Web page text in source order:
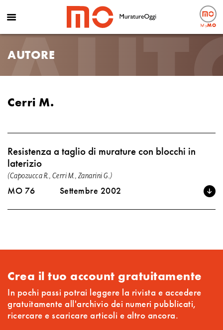
MyMO
AUTORE
Cerri M.
Resistenza a taglio di murature con blocchi in
laterizio
(Capozucca R., Cerri M., Zanarini G.)
MO 76 Settembre 2002
Crea il tuo account gratuitamente
In pochi passi potrai leggere la rivista e accedere
gratuitamente all'archivio dei numeri pubblicati,
ricercare e scaricare articoli e altro ancora.